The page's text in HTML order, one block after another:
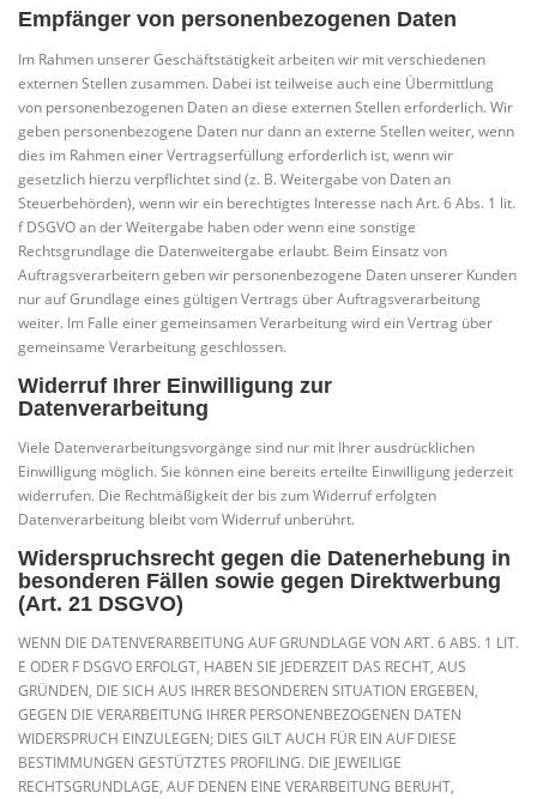
Empfänger von personenbezogenen Daten
Im Rahmen unserer Geschäftstätigkeit arbeiten wir mit verschiedenen
externen Stellen zusammen. Dabei ist teilweise auch eine Übermittlung
von personenbezogenen Daten an diese externen Stellen erforderlich. Wir
geben personenbezogene Daten nur dann an externe Stellen weiter, wenn
dies im Rahmen einer Vertragserfüllung erforderlich ist, wenn wir
gesetzlich hierzu verpflichtet sind (z. B. Weitergabe von Daten an
Steuerbehörden), wenn wir ein berechtigtes Interesse nach Art. 6 Abs. 1 lit.
f DSGVO an der Weitergabe haben oder wenn eine sonstige
Rechtsgrundlage die Datenweitergabe erlaubt. Beim Einsatz von
Auftragsverarbeitern geben wir personenbezogene Daten unserer Kunden
nur auf Grundlage eines gültigen Vertrags über Auftragsverarbeitung
weiter. Im Falle einer gemeinsamen Verarbeitung wird ein Vertrag über
gemeinsame Verarbeitung geschlossen.
Widerruf Ihrer Einwilligung zur
Datenverarbeitung
Viele Datenverarbeitungsvorgänge sind nur mit Ihrer ausdrücklichen
Einwilligung möglich. Sie können eine bereits erteilte Einwilligung jederzeit
widerrufen. Die Rechtmäßigkeit der bis zum Widerruf erfolgten
Datenverarbeitung bleibt vom Widerruf unberührt.
Widerspruchsrecht gegen die Datenerhebung in
besonderen Fällen sowie gegen Direktwerbung
(Art. 21 DSGVO)
WENN DIE DATENVERARBEITUNG AUF GRUNDLAGE VON ART. 6 ABS. 1 LIT.
E ODER F DSGVO ERFOLGT, HABEN SIE JEDERZEIT DAS RECHT, AUS
GRÜNDEN, DIE SICH AUS IHRER BESONDEREN SITUATION ERGEBEN,
GEGEN DIE VERARBEITUNG IHRER PERSONENBEZOGENEN DATEN
WIDERSPRUCH EINZULEGEN; DIES GILT AUCH FÜR EIN AUF DIESE
BESTIMMUNGEN GESTÜTZTES PROFILING. DIE JEWEILIGE
RECHTSGRUNDLAGE, AUF DENEN EINE VERARBEITUNG BERUHT,